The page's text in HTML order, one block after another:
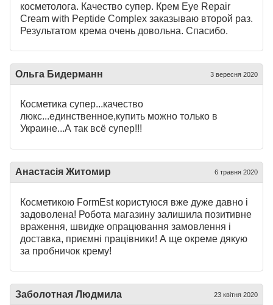
косметолога. Качество супер. Крем Eye Repair
Cream with Peptide Complex заказываю второй раз.
Результатом крема очень довольна. Спасибо.
Ольга Бидерманн 3 вересня 2020
Косметика супер...качество
люкс...единственное,купить можно только в
Украине...А так всё супер!!!
Анастасія Житомир 6 травня 2020
Косметикою FormEst користуюся вже дуже давно і
задоволена! Робота магазину залишила позитивне
враження, швидке опрацювання замовлення і
доставка, приємні працівники! А ще окреме дякую
за пробничок крему!
Заболотная Людмила 23 квітня 2020